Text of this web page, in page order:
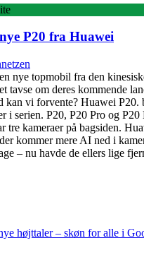
P20 fra Huawei
nye topmobil fra den
tavse om deres kommende
kan vi forvente? Huawei
i serien. P20, P20 Pro og
tre kameraer på bagsiden.
kommer mere AI ned i
– nu havde de ellers lige
højttaler – skøn for alle i